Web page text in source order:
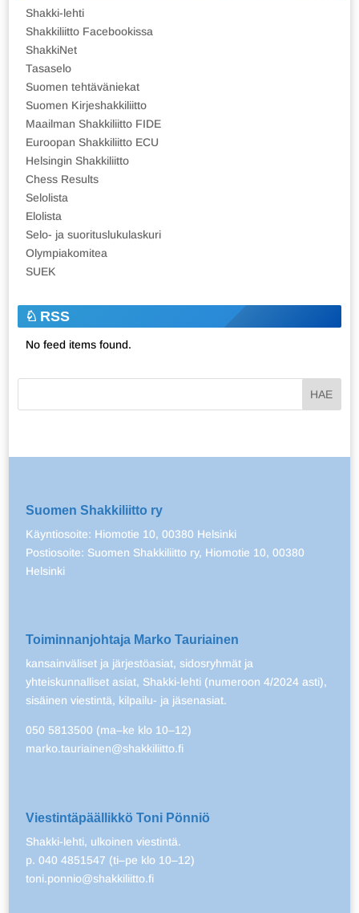
Shakki-lehti
Shakkiliitto Facebookissa
ShakkiNet
Tasaselo
Suomen tehtäväniekat
Suomen Kirjeshakkiliitto
Maailman Shakkiliitto FIDE
Euroopan Shakkiliitto ECU
Helsingin Shakkiliitto
Chess Results
Selolista
Elolista
Selo- ja suorituslukulaskuri
Olympiakomitea
SUEK
RSS
No feed items found.
Suomen Shakkiliitto ry
Käyntiosoite: Hiomotie 10, 00380 Helsinki
Postiosoite: Suomen Shakkiliitto ry, Hiomotie 10, 00380
Helsinki
Toiminnanjohtaja Marko Tauriainen
kansainväliset ja järjestöasiat, sidosryhmät ja
yhteiskunnalliset asiat, Shakki-lehti (numeroon 4/2024 asti),
sisäinen viestintä, kilpailu- ja jäsenasiat.
050 5813500 (ma–ke klo 10–12)
marko.tauriainen@shakkiliitto.fi
Viestintäpäällikkö Toni Pönniö
Shakki-lehti, ulkoinen viestintä.
p. 040 4851547 (ti–pe klo 10–12)
toni.ponnio@shakkiliitto.fi